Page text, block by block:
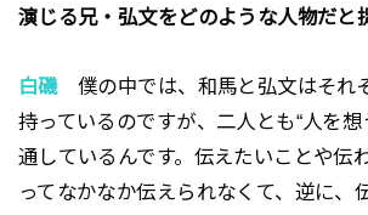
演じる兄・弘文をどのような人物だと
白磯僕の中では、和馬と弘文はそれ
持っているのですが、二人とも“人を想
通しているんです。伝えたいことや伝
ってなかなか伝えられなくて、逆に、